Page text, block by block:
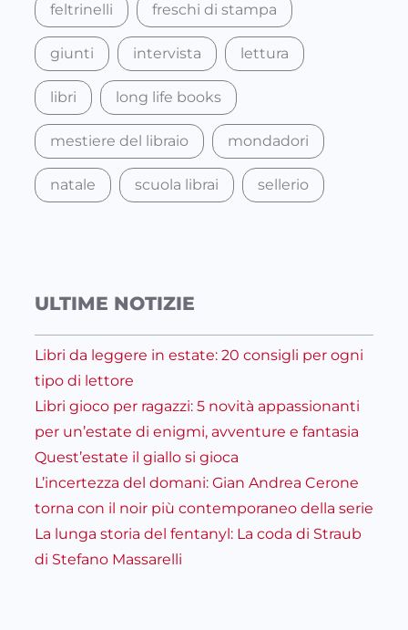
feltrinelli freschi di stampa
giunti intervista lettura
libri long life books
mestiere del libraio mondadori
natale scuola librai sellerio
ULTIME NOTIZIE
Libri da leggere in estate: 20 consigli per ogni
tipo di lettore
Libri gioco per ragazzi: 5 novità appassionanti
per un’estate di enigmi, avventure e fantasia
Quest’estate il giallo si gioca
L’incertezza del domani: Gian Andrea Cerone
torna con il noir più contemporaneo della serie
La lunga storia del fentanyl: La coda di Straub
di Stefano Massarelli